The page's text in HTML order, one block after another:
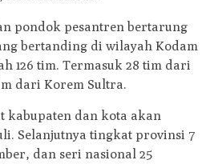
pondok pesantren bertarung
bertanding di wilayah Kodam
126 tim. Termasuk 28 tim dari
dari Korem Sultra.
kabupaten dan kota akan
Selanjutnya tingkat provinsi 7
dan seri nasional 25